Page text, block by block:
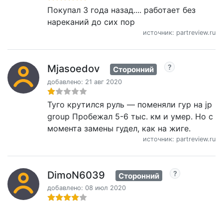
Покупал 3 года назад.... работает без
нареканий до сих пор
источник: partreview.ru
Mjasoedov Сторонний
добавлено: 21 авг 2020
Туго крутился руль — поменяли гур на jp
group Пробежал 5-6 тыс. км и умер. Но с
момента замены гудел, как на жиге.
источник: partreview.ru
DimoN6039 Сторонний
добавлено: 08 июл 2020